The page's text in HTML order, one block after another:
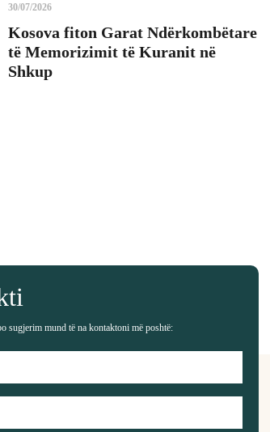
30/07/2026
Kosova fiton Garat Ndërkombëtare
të Memorizimit të Kuranit në
Shkup
sugjerim mund të na kontaktoni më poshtë: